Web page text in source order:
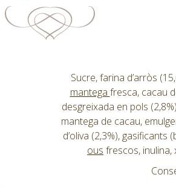
Sucre, farina d’arròs
mantega fresca, cacau
desgreixada en pols
mantega de cacau,
d’oliva (2,3%),
ous frescos, inulina,